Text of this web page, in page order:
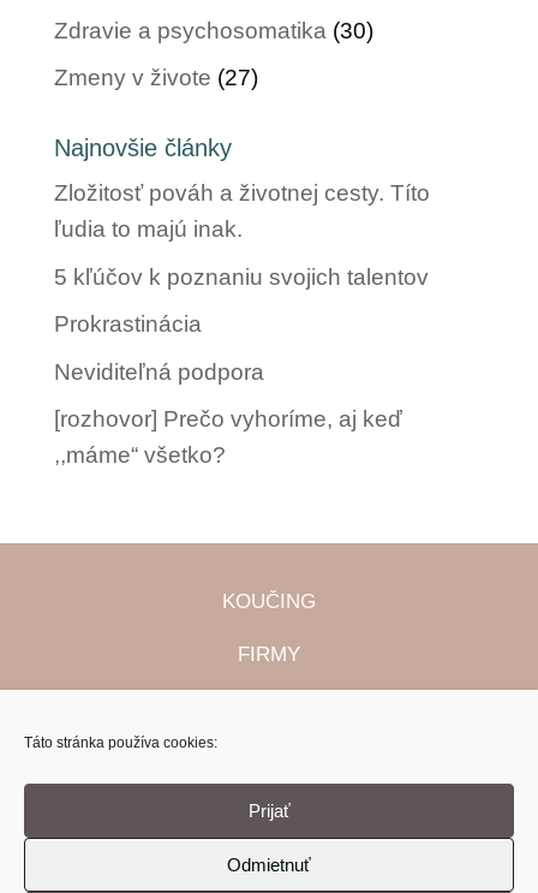
Táto stránka používa cookies:
Prijať
Odmietnuť
Zdravie a psychosomatika (30)
Zmeny v živote (27)
Najnovšie články
Zložitosť pováh a životnej cesty. Títo
ľudia to majú inak.
5 kľúčov k poznaniu svojich talentov
Prokrastinácia
Neviditeľná podpora
[rozhovor] Prečo vyhoríme, aj keď
,,máme“ všetko?
KOUČING
FIRMY
Zásady cookies